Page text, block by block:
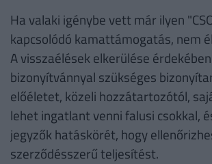
Ha valaki igénybe vett már ilyen
kapcsolódó kamattámogatás, nem
A visszaélések elkerülése
bizonyítvánnyal szükséges
előéletet, közeli hozzátartozótól,
lehet ingatlant venni falusi csokkal,
jegyzők hatáskörét, hogy
szerződésszerű teljesítést.